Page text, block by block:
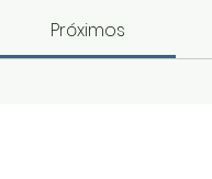
Próximos